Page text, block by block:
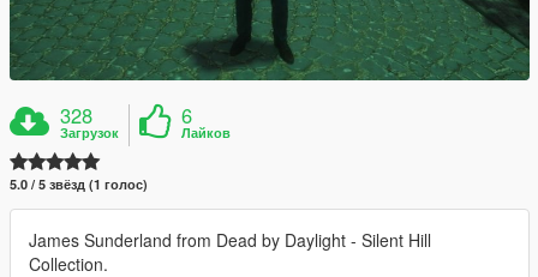
328
Загрузок
6
Лайков
5.0 / 5 звёзд (1 голос)
James Sunderland from Dead by Daylight - Silent Hill
Collection.